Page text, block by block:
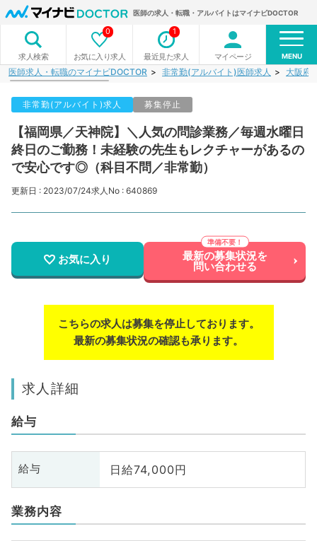
医師の求人・転職・アルバイトはマイナビDOCTOR
求人検索 お気に入り求人
0
最近見た求人
1
マイページ MENU
医師求人・転職のマイナビDOCTOR 非常勤(アルバイト)医師求人 大阪府
非常勤(アルバイト)求人 募集停止
【福岡県／天神院】＼人気の問診業務／毎週水曜日
終日のご勤務！未経験の先生もレクチャーがあるの
で安心です◎（科目不問／非常勤）
更新日 : 2023/07/24求人No : 640869
お気に入り 最新の募集状況を
問い合わせる
こちらの求人は募集を停止しております。
最新の募集状況の確認も承ります。
求人詳細
給与
給与 日給74,000円
業務内容